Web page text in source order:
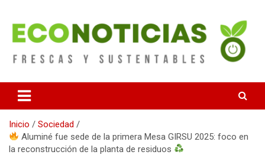
contenido
Econoticias
Inicio
Sociedad
Aluminé fue sede de la primera Mesa GIRSU 2025: foco en
la reconstrucción de la planta de residuos